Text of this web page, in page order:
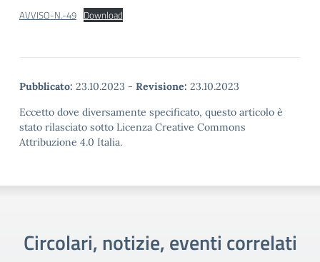
AVVISO-N.-49 Download
Pubblicato: 23.10.2023 - Revisione: 23.10.2023
Eccetto dove diversamente specificato, questo articolo è
stato rilasciato sotto Licenza Creative Commons
Attribuzione 4.0 Italia.
Circolari, notizie, eventi correlati